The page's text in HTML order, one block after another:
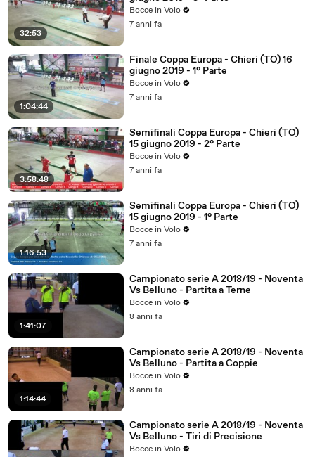
32:53
Bocce in Volo
7 anni fa
1:04:44
Finale Coppa Europa - Chieri (TO) 16
giugno 2019 - 1° Parte
Bocce in Volo
7 anni fa
3:58:48
Semifinali Coppa Europa - Chieri (TO)
15 giugno 2019 - 2° Parte
Bocce in Volo
7 anni fa
1:16:53
Semifinali Coppa Europa - Chieri (TO)
15 giugno 2019 - 1° Parte
Bocce in Volo
7 anni fa
1:41:07
Campionato serie A 2018/19 - Noventa
Vs Belluno - Partita a Terne
Bocce in Volo
8 anni fa
1:14:44
Campionato serie A 2018/19 - Noventa
Vs Belluno - Partita a Coppie
Bocce in Volo
8 anni fa
Campionato serie A 2018/19 - Noventa
Vs Belluno - Tiri di Precisione
Bocce in Volo